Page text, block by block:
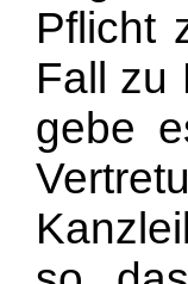
Pflicht
Fall zu
gebe